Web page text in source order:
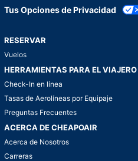
Tus Opciones de Privacidad
RESERVAR
Vuelos
HERRAMIENTAS PARA EL VIAJERO
Check-In en línea
Tasas de Aerolíneas por Equipaje
Preguntas Frecuentes
ACERCA DE CHEAPOAIR
Acerca de Nosotros
Carreras